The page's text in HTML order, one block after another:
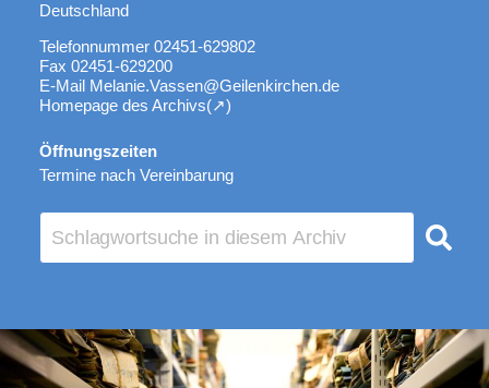
Deutschland
Telefonnummer 02451-629802
Fax 02451-629200
E-Mail Melanie.Vassen@Geilenkirchen.de
Homepage des Archivs
Öffnungszeiten
Termine nach Vereinbarung